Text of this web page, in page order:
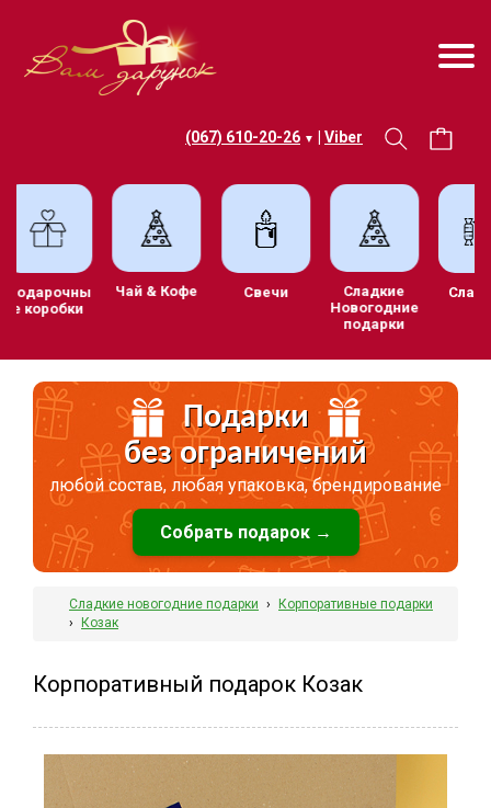
(067) 610-20-26 ▼ Viber
Подарочны
е коробки
Чай & Кофе Свечи
Сладкие
Новогодние
подарки
Подарки
без ограничений
любой состав, любая упаковка, брендирование
Собрать подарок →
Сладкие новогодние подарки › Корпоративные подарки
› Козак
Корпоративный подарок Козак